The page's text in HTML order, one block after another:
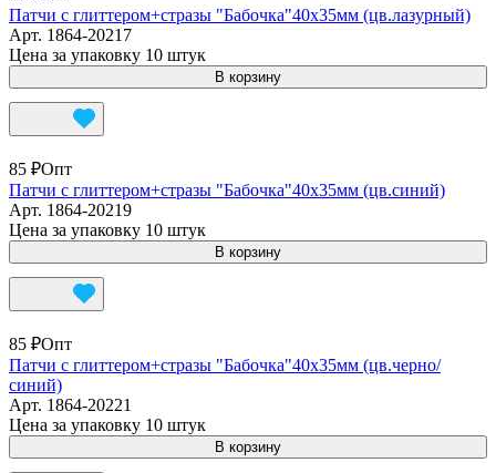
Патчи с глиттером+стразы "Бабочка"40х35мм (цв.лазурный)
Арт. 1864-20217
Цена за упаковку 10 штук
В корзину
85 ₽Опт
Патчи с глиттером+стразы "Бабочка"40х35мм (цв.синий)
Арт. 1864-20219
Цена за упаковку 10 штук
В корзину
85 ₽Опт
Патчи с глиттером+стразы "Бабочка"40х35мм (цв.черно/
синий)
Арт. 1864-20221
Цена за упаковку 10 штук
В корзину